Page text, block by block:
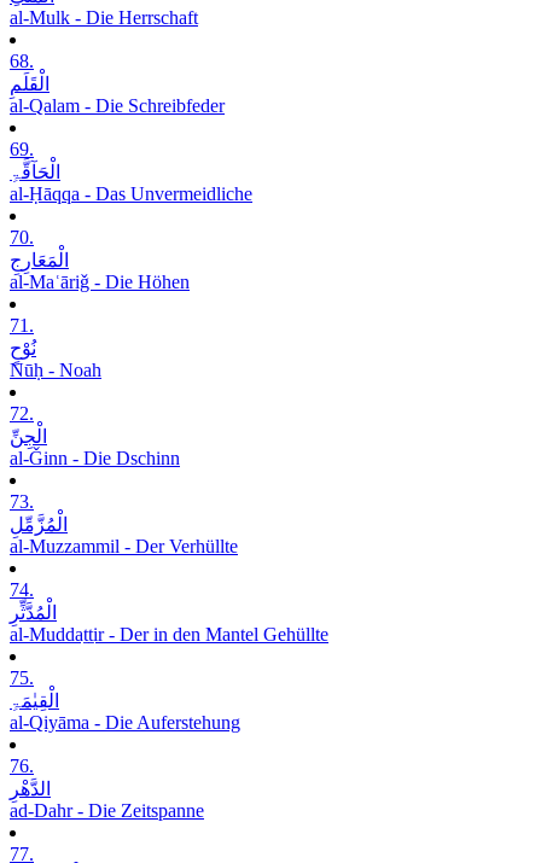
al-Mulk - Die Herrschaft
68.
الْقَلَمِ
al-Qalam - Die Schreibfeder
69.
الْحَآقَّۃِ
al-Ḥāqqa - Das Unvermeidliche
70.
الْمَعَارِجِ
al-Maʿāriǧ - Die Höhen
71.
نُوْحٍ
Nūḥ - Noah
72.
الْجِنِّ
al-Ǧinn - Die Dschinn
73.
الْمُزَّمِّلِ
al-Muzzammil - Der Verhüllte
74.
الْمُدَّثِّرِ
al-Muddaṯṯir - Der in den Mantel Gehüllte
75.
الْقِیٰمَۃِ
al-Qiyāma - Die Auferstehung
76.
الدَّھْرِ
ad-Dahr - Die Zeitspanne
77.